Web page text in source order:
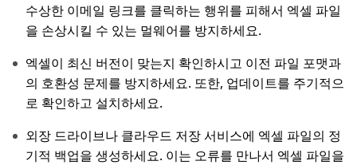
수상한 이메일 링크를 클릭하는 행위를 피해서 엑셀 파일
을 손상시킬 수 있는 멀웨어를 방지하세요.
엑셀이 최신 버전이 맞는지 확인하시고 이전 파일 포맷과
의 호환성 문제를 방지하세요. 또한, 업데이트를 주기적으
로 확인하고 설치하세요.
외장 드라이브나 클라우드 저장 서비스에 엑셀 파일의 정
기적 백업을 생성하세요. 이는 오류를 만나서 엑셀 파일을